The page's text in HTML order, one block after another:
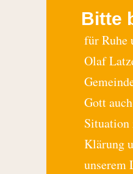
Bitte
für Ruhe
Olaf
Gott
Klärung
unserem